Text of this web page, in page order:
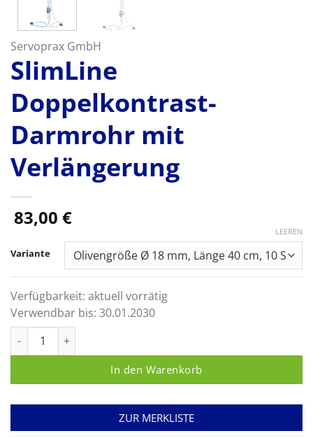
Servoprax GmbH
SlimLine
Doppelkontrast-
Darmrohr mit
Verlängerung
83,00 €
Variante
LEEREN
Verfügbarkeit: aktuell vorrätig
Verwendbar bis: 30.01.2030
SlimLine Doppelkontrast-Darmrohr mit Verlängerung Menge
In den Warenkorb
ZUR MERKLISTE